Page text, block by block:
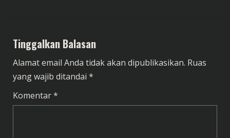
u
e
R
e
Tinggalkan Balasan
Alamat email Anda tidak akan dipublikasikan. Ruas
yang wajib ditandai *
Komentar*